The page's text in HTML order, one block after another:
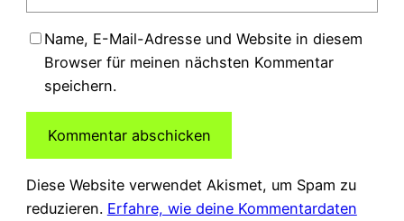
Name, E-Mail-Adresse und Website in diesem
Browser für meinen nächsten Kommentar
speichern.
Diese Website verwendet Akismet, um Spam zu
reduzieren. Erfahre, wie deine Kommentardaten